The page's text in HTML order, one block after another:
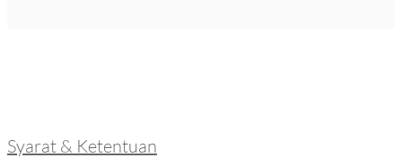
Syarat & Ketentuan